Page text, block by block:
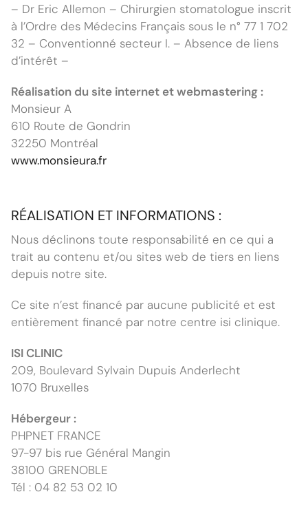
– Dr Eric Allemon – Chirurgien stomatologue inscrit
à l’Ordre des Médecins Français sous le n° 77 1 702
32 – Conventionné secteur I. – Absence de liens
d’intérêt –
Réalisation du site internet et webmastering :
Monsieur A
610 Route de Gondrin
32250 Montréal
www.monsieura.fr
RÉALISATION ET INFORMATIONS :
Nous déclinons toute responsabilité en ce qui a
trait au contenu et/ou sites web de tiers en liens
depuis notre site.
Ce site n’est financé par aucune publicité et est
entièrement financé par notre centre isi clinique.
ISI CLINIC
209, Boulevard Sylvain Dupuis Anderlecht
1070 Bruxelles
Hébergeur :
PHPNET FRANCE
97-97 bis rue Général Mangin
38100 GRENOBLE
Tél : 04 82 53 02 10